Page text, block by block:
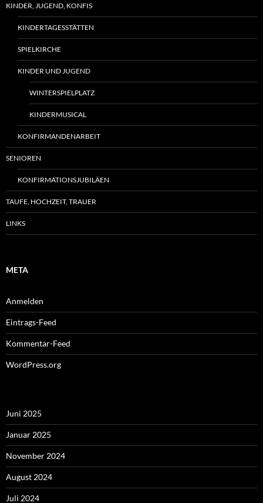
KINDER, JUGEND, KONFIS
KINDERTAGESSTÄTTEN
SPIELKIRCHE
KINDER UND JUGEND
WINTERSPIELPLATZ
KINDERMUSICAL
KONFIRMANDENARBEIT
SENIOREN
KONFIRMATIONSJUBILÄEN
TAUFE, HOCHZEIT, TRAUER
LINKS
META
Anmelden
Eintrags-Feed
Kommentar-Feed
WordPress.org
Juni 2025
Januar 2025
November 2024
August 2024
Juli 2024